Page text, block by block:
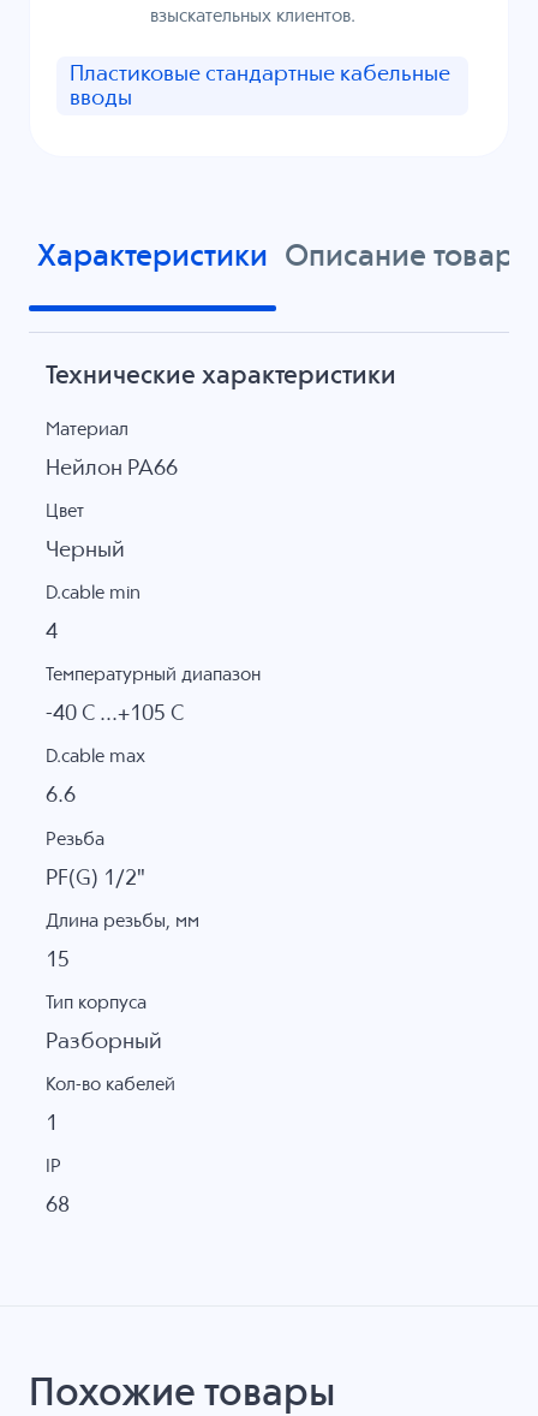
взыскательных клиентов.
Пластиковые стандартные кабельные
вводы
Характеристики Описание товара
Технические характеристики
Материал
Нейлон PA66
Цвет
Черный
D.cable min
4
Температурный диапазон
-40 C ...+105 C
D.cable max
6.6
Резьба
PF(G) 1/2"
Длина резьбы, мм
15
Тип корпуса
Разборный
Кол-во кабелей
1
IP
68
Похожие товары